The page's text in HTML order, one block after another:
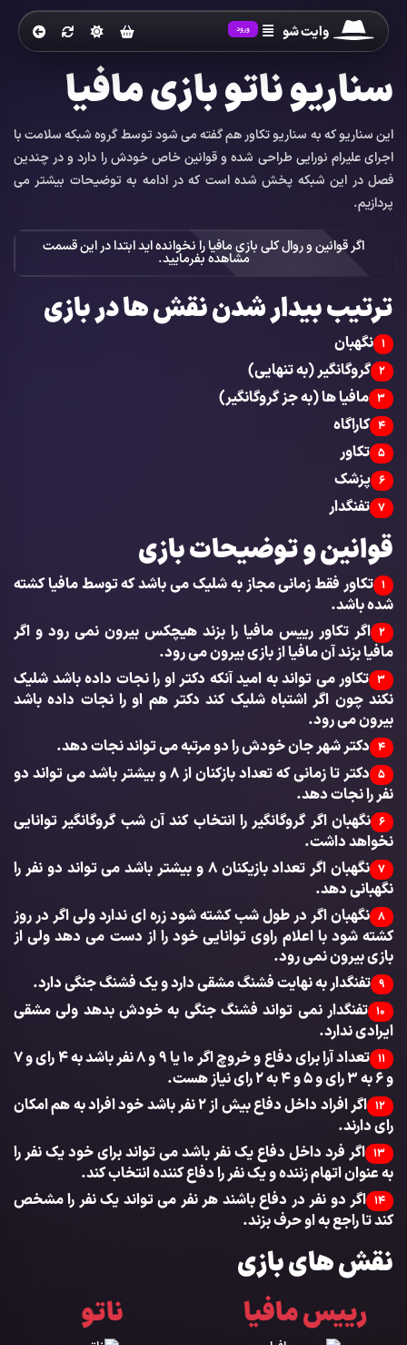
وایت شو ورود
سناریو ناتو بازی مافیا
این سناریو که به سناریو تکاور هم گفته می شود توسط گروه شبکه سلامت با
اجرای علیرام نورایی طراحی شده و قوانین خاص خودش را دارد و در چندین
فصل در این شبکه پخش شده است که در ادامه به توضیحات بیشتر می
پردازیم.
اگر قوانین و روال کلی بازی مافیا را نخوانده اید ابتدا در این قسمت
مشاهده بفرمایید.
ترتیب بیدار شدن نقش ها در بازی
1 نگهبان
2 گروگانگیر (به تنهایی)
3 مافیا ها (به جز گروگانگیر)
4 کاراگاه
5 تکاور
6 پزشک
7 تفنگدار
قوانین و توضیحات بازی
1 تکاور فقط زمانی مجاز به شلیک می باشد که توسط مافیا کشته
شده باشد.
2 اگر تکاور رییس مافیا را بزند هیچکس بیرون نمی رود و اگر
مافیا بزند آن مافیا از بازی بیرون می رود.
3 تکاور می تواند به امید آنکه دکتر او را نجات داده باشد شلیک
نکند چون اگر اشتباه شلیک کند دکتر هم او را نجات داده باشد
بیرون می رود.
4 دکتر شهر جان خودش را دو مرتبه می تواند نجات دهد.
5
دکتر تا زمانی که تعداد بازکنان از ۸ و بیشتر باشد می تواند دو
نفر را نجات دهد.
6 نگهبان اگر گروگانگیر را انتخاب کند آن شب گروگانگیر توانایی
نخواهد داشت.
7
نگهبان اگر تعداد بازیکنان ۸ و بیشتر باشد می تواند دو نفر را
نگهبانی دهد.
8 نگهبان اگر در طول شب کشته شود زره ای ندارد ولی اگر در روز
کشته شود با اعلام راوی توانایی خود را از دست می دهد ولی از
بازی بیرون نمی رود.
9 تفنگدار به نهایت فشنگ مشقی دارد و یک فشنگ جنگی دارد.
10 تفنگدار نمی تواند فشنگ جنگی به خودش بدهد ولی مشقی
ایرادی ندارد.
11
تعداد آرا برای دفاع و خروچ اگر ۱۰ یا ۹ و ۸ نفر باشد به ۴ رای و ۷
و ۶ به ۳ رای و ۵ و ۴ به ۲ رای نیاز هست.
12
اگر افراد داخل دفاع بیش از ۲ نفر باشد خود افراد به هم امکان
رای دارند.
13 اگر فرد داخل دفاع یک نفر باشد می تواند برای خود یک نفر را
به عنوان اتهام زننده و یک نفر را دفاع کننده انتخاب کند.
14 اگر دو نفر در دفاع باشند هر نفر می تواند یک نفر را مشخص
کند تا راجع به او حرف بزند.
نقش های بازی
رییس مافیا
ناتو